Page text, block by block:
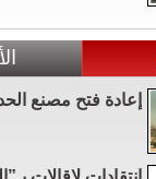
إعادة فتح مصنع